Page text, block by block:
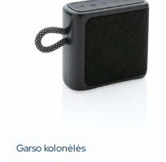
Garso kolonėlės